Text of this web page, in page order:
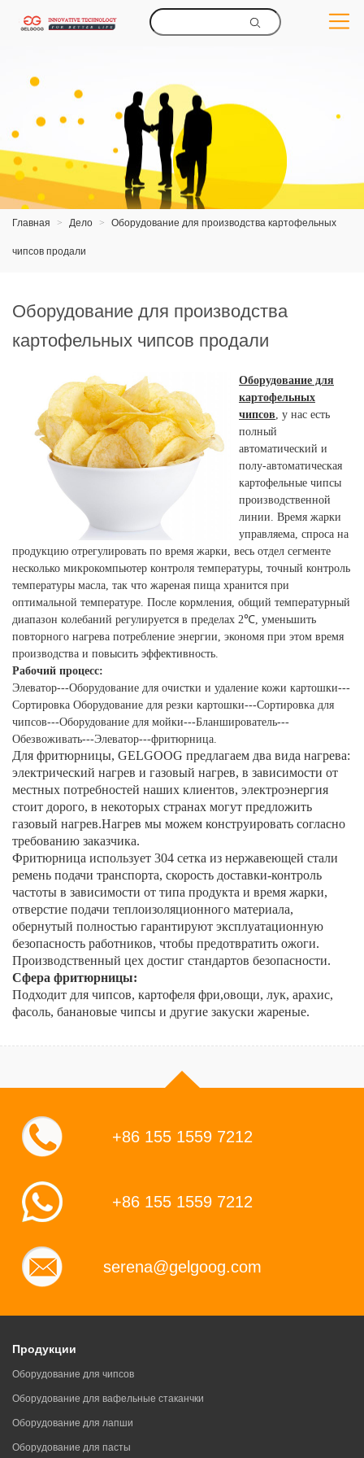
Главная > Дело > Оборудование для производства картофельных
чипсов продали
Оборудование для производства
картофельных чипсов продали
Оборудование для
картофельных
чипсов, у нас есть
полный
автоматический и
полу-автоматическая
картофельные чипсы
производственной
линии. Время жарки
управляема, спроса на
продукцию отрегулировать по время жарки, весь отдел сегменте
несколько микрокомпьютер контроля температуры, точный контроль
температуры масла, так что жареная пища хранится при
оптимальной температуре. После кормления, общий температурный
диапазон колебаний регулируется в пределах 2℃, уменьшить
повторного нагрева потребление энергии, экономя при этом время
производства и повысить эффективность.
Рабочий процесс:
Элеватор---Оборудование для очистки и удаление кожи картошки---
Сортировка Оборудование для резки картошки---Сортировка для
чипсов---Оборудование для мойки---Бланширователь---
Обезвоживать---Элеватор---фритюрница.
Для фритюрницы, GELGOOG предлагаем два вида нагрева:
электрический нагрев и газовый нагрев, в зависимости от
местных потребностей наших клиентов, электроэнергия
стоит дорого, в некоторых странах могут предложить
газовый нагрев.Нагрев мы можем конструировать согласно
требованию заказчика.
Фритюрница использует 304 сетка из нержавеющей стали
ремень подачи транспорта, скорость доставки-контроль
частоты в зависимости от типа продукта и время жарки,
отверстие подачи теплоизоляционного материала,
обернутый полностью гарантируют эксплуатационную
безопасность работников, чтобы предотвратить ожоги.
Производственный цех достиг стандартов безопасности.
Сфера фритюрницы:
Подходит для чипсов, картофеля фри,овощи, лук, арахис,
фасоль, банановые чипсы и другие закуски жареные.
+86 155 1559 7212
+86 155 1559 7212
serena@gelgoog.com
Продукции
Оборудование для чипсов
Оборудование для вафельные стаканчки
Оборудование для лапши
Оборудование для пасты